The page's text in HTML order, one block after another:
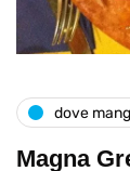
dove
Magna